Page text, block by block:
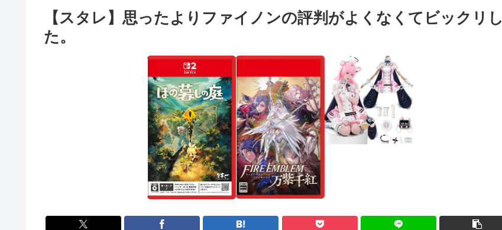
【スタレ】思ったよりファイノンの評判がよくなくてビックリし
た。